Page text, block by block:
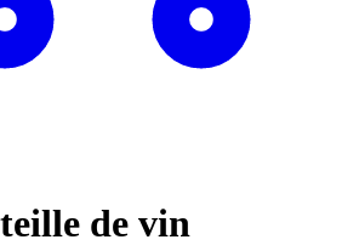
de vin